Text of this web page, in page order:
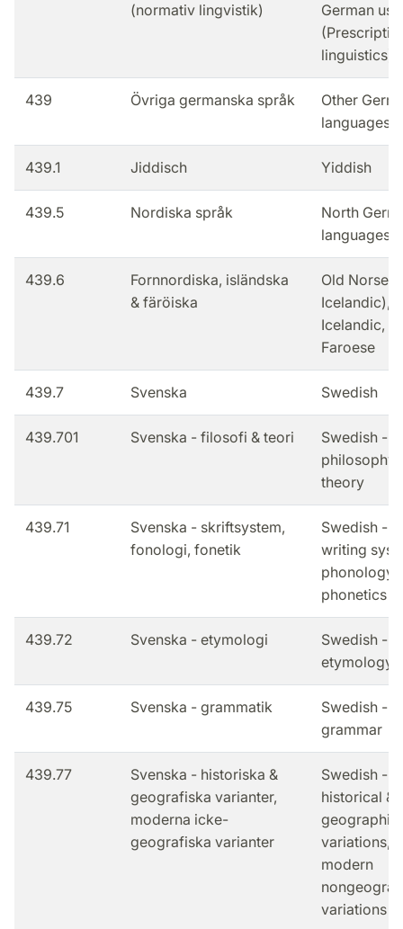
(normativ lingvistik)
German
linguistics)
439 Övriga germanska språk
Other
languages
439.1 Jiddisch Yiddish
439.5 Nordiska språk
North
languages
439.6
Fornnordiska, isländska
& färöiska
Old Norse
Icelandic),
Icelandic,
Faroese
439.7 Svenska Swedish
439.701 Svenska - filosofi & teori
Swedish -
philosophy
theory
439.71
Svenska - skriftsystem,
fonologi, fonetik
Swedish -
writing
phonology,
phonetics
439.72 Svenska - etymologi
Swedish -
etymology
439.75 Svenska - grammatik
Swedish -
grammar
439.77
Svenska - historiska &
geografiska varianter,
moderna icke-
geografiska varianter
Swedish -
historical &
geographic
variations,
modern
variations